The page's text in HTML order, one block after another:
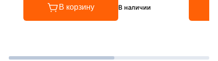
В корзину В наличии